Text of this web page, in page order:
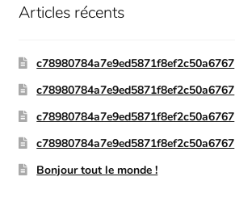
Articles récents
c78980784a7e9ed5871f8ef2c50a6767
c78980784a7e9ed5871f8ef2c50a6767
c78980784a7e9ed5871f8ef2c50a6767
c78980784a7e9ed5871f8ef2c50a6767
Bonjour tout le monde !